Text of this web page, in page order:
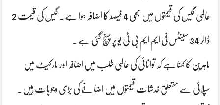
عالمی گیس کی قیمتوں میں بھی 4 فیصد کا اضافہ ہوا ہے۔ گیس کی قیمت 2
ڈالر 34 سینٹس فی ایم ایم بی ٹی یو پر پہنچ گئی ہے۔
ماہرین کا کہنا ہے کہ توانائی کی عالمی طلب میں اضافہ اور مارکیٹ میں
سپلائی سے متعلق خدشات قیمتوں میں اضافے کی بڑی وجوہات ہیں۔